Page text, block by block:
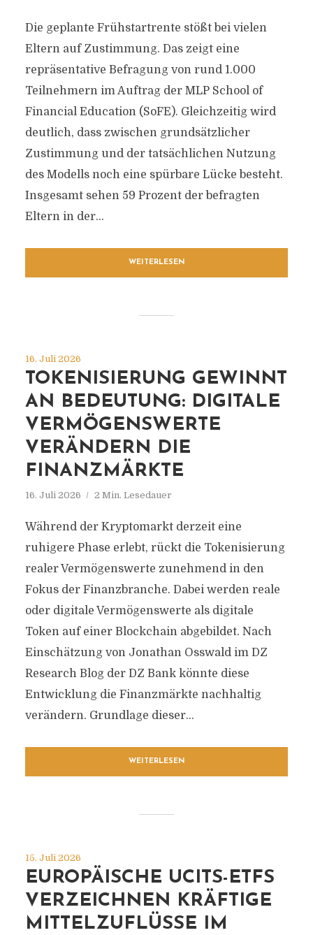
Die geplante Frühstartrente stößt bei vielen
Eltern auf Zustimmung. Das zeigt eine
repräsentative Befragung von rund 1.000
Teilnehmern im Auftrag der MLP School of
Financial Education (SoFE). Gleichzeitig wird
deutlich, dass zwischen grundsätzlicher
Zustimmung und der tatsächlichen Nutzung
des Modells noch eine spürbare Lücke besteht.
Insgesamt sehen 59 Prozent der befragten
Eltern in der...
WEITERLESEN
16. Juli 2026
TOKENISIERUNG GEWINNT
AN BEDEUTUNG: DIGITALE
VERMÖGENSWERTE
VERÄNDERN DIE
FINANZMÄRKTE
16. Juli 2026 2 Min. Lesedauer
Während der Kryptomarkt derzeit eine
ruhigere Phase erlebt, rückt die Tokenisierung
realer Vermögenswerte zunehmend in den
Fokus der Finanzbranche. Dabei werden reale
oder digitale Vermögenswerte als digitale
Token auf einer Blockchain abgebildet. Nach
Einschätzung von Jonathan Osswald im DZ
Research Blog der DZ Bank könnte diese
Entwicklung die Finanzmärkte nachhaltig
verändern. Grundlage dieser...
WEITERLESEN
15. Juli 2026
EUROPÄISCHE UCITS-ETFS
VERZEICHNEN KRÄFTIGE
MITTELZUFLÜSSE IM